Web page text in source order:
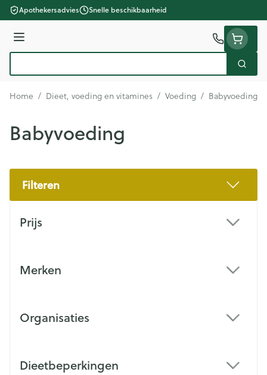
Ga naar de inhoud
Apothekersadvies Snelle beschikbaarheid
Menu
Zoek
Home / Dieet, voeding en vitamines / Voeding / Babyvoeding
Babyvoeding
Filteren
Prijs
Merken
Organisaties
Dieetbeperkingen